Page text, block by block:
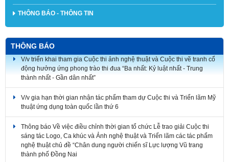
THÔNG BÁO - THÔNG TIN
THÔNG BÁO
động hưởng ứng phong trào thi đua “Ba nhất: Kỷ luật nhất - Trung
thành nhất - Gần dân nhất”
V/v gia hạn thời gian nhận tác phẩm tham dự Cuộc thi và Triển lãm Mỹ
thuật ứng dụng toàn quốc lần thứ 6
Thông báo Về việc điều chỉnh thời gian tổ chức Lễ trao giải Cuộc thi
sáng tác Logo, Ca khúc và Ảnh nghệ thuật và Triển lãm các tác phẩm
nghệ thuật chủ đề “Chân dung người chiến sĩ Lực lượng Vũ trang
thành phố Đồng Nai